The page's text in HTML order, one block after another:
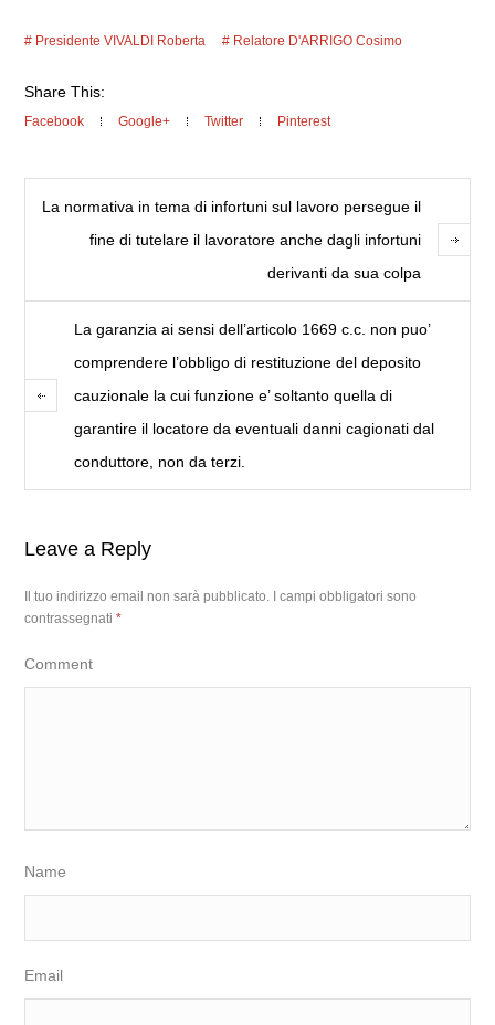
Presidente VIVALDI Roberta Relatore D'ARRIGO Cosimo
Share This:
Facebook Google+ Twitter Pinterest
La normativa in tema di infortuni sul lavoro persegue il
fine di tutelare il lavoratore anche dagli infortuni
derivanti da sua colpa
La garanzia ai sensi dell’articolo 1669 c.c. non puo’
comprendere l’obbligo di restituzione del deposito
cauzionale la cui funzione e’ soltanto quella di
garantire il locatore da eventuali danni cagionati dal
conduttore, non da terzi.
Leave a Reply
Il tuo indirizzo email non sarà pubblicato.
I campi obbligatori sono
contrassegnati*
Comment
Name
Email